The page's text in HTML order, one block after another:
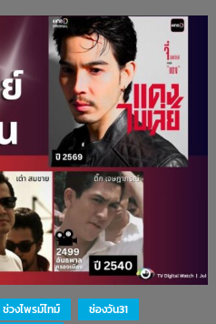
ช่วงไพรม์ไทม์
ช่องวัน31